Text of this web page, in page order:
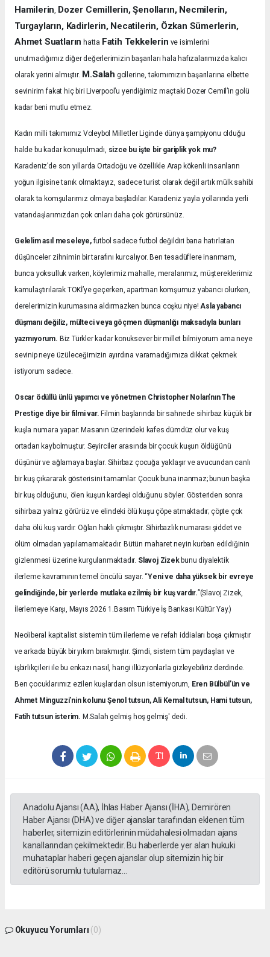
Hamilerin, Dozer Cemillerin, Şenolların, Necmilerin,
Turgayların, Kadirlerin, Necatilerin, Özkan Sümerlerin,
Ahmet Suatların hatta Fatih Tekkelerin ve isimlerini
unutmadığımız diğer değerlerimizin başarıları hala hafızalarımızda kalıcı
olarak yerini almıştır. M.Salah gollerine, takımımızın başarılarına elbette
sevinirim fakat hiç biri Liverpool’u yendiğimiz maçtaki Dozer Cemil’in golü
kadar beni mutlu etmez.
Kadın milli takımımız Voleybol Milletler Liginde dünya şampiyonu olduğu
halde bu kadar konuşulmadı, sizce bu işte bir gariplik yok mu?
Karadeniz’de son yıllarda Ortadoğu ve özellikle Arap kökenli insanların
yoğun ilgisine tanık olmaktayız, sadece turist olarak değil artık mülk sahibi
olarak ta komşularımız olmaya başladılar. Karadeniz yayla yollarında yerli
vatandaşlarımızdan çok onları daha çok görürsünüz.
Gelelim asıl meseleye,futbol sadece futbol değildiri bana hatırlatan
düşünceler zihnimin bir tarafını kurcalıyor. Ben tesadüflere inanmam,
bunca yoksulluk varken, köylerimiz mahalle, meralarımız, müştereklerimiz
kamulaştırılarak TOKİ’ye geçerken, apartman komşumuz yabancı olurken,
derelerimizin kurumasına aldırmazken bunca coşku niye!Asla yabancı
düşmanı değiliz, mülteci veya göçmen düşmanlığı maksadıyla bunları
yazmıyorum. Biz Türkler kadar konuksever bir millet bilmiyorum ama neye
sevinip neye üzüleceğimizin ayırdına varamadığımıza dikkat çekmek
istiyorum sadece.
Oscar ödüllü ünlü yapımcı ve yönetmen Christopher Nolan’nın The
Prestige diye bir filmi var. Filmin başlarında bir sahnede sihirbaz küçük bir
kuşla numara yapar: Masanın üzerindeki kafes dümdüz olur ve kuş
ortadan kaybolmuştur. Seyirciler arasında bir çocuk kuşun öldüğünü
düşünür ve ağlamaya başlar. Sihirbaz çocuğa yaklaşır ve avucundan canlı
bir kuş çıkararak gösterisini tamamlar. Çocuk buna inanmaz; bunun başka
bir kuş olduğunu, ölen kuşun kardeşi olduğunu söyler. Gösteriden sonra
sihirbazı yalnız görürüz ve elindeki ölü kuşu çöpe atmaktadır; çöpte çok
daha ölü kuş vardır. Oğlan haklı çıkmıştır. Sihirbazlık numarası şiddet ve
ölüm olmadan yapılamamaktadır. Bütün maharet neyin kurban edildiğinin
gizlenmesi üzerine kurgulanmaktadır. Slavoj Zizekbunu diyalektik
ilerleme kavramının temel öncülü sayar. “Yeni ve daha yüksek bir evreye
gelindiğinde, bir yerlerde mutlaka ezilmiş bir kuş vardır.”(Slavoj Zizek,
İlerlemeye Karşı, Mayıs 2026 1.Basım Türkiye İş Bankası Kültür Yay.)
Neoliberal kapitalist sistemin tüm ilerleme ve refah iddiaları boşa çıkmıştır
ve arkada büyük bir yıkım bırakmıştır. Şimdi, sistem tüm paydaşları ve
işbirlikçileri ile bu enkazı nasıl, hangi illüzyonlarla gizleyebiliriz derdinde.
Ben çocuklarımız ezilen kuşlardan olsun istemiyorum, Eren Bülbül’ün ve
Ahmet Minguzzi’nin kolunu Şenol tutsun, Ali Kemal tutsun, Hami tutsun,
Fatih tutsun isterim. M.Salah gelmiş hoş gelmiş' dedi.
Anadolu Ajansı (AA), İhlas Haber Ajansı (İHA), Demirören
Haber Ajansı (DHA) ve diğer ajanslar tarafından eklenen tüm
haberler, sitemizin editörlerinin müdahalesi olmadan ajans
kanallarından çekilmektedir. Bu haberlerde yer alan hukuki
muhataplar haberi geçen ajanslar olup sitemizin hiç bir
editörü sorumlu tutulamaz...
Okuyucu Yorumları (0)